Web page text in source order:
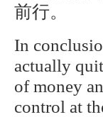
前行。
In
actually
of money
control at